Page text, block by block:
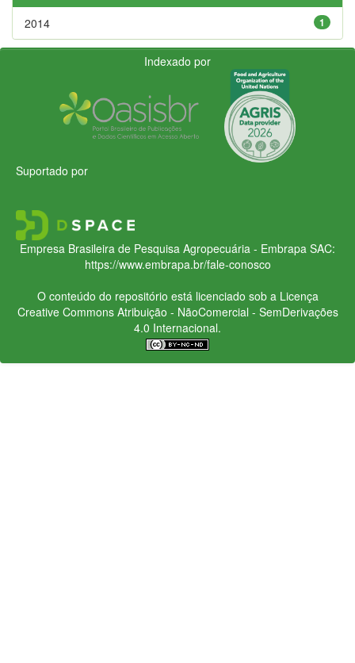
1
2014
Indexado por
Suportado por
Empresa Brasileira de Pesquisa Agropecuária - Embrapa SAC:
https://www.embrapa.br/fale-conosco
O conteúdo do repositório está licenciado sob a Licença
Creative CommonsAtribuição - NãoComercial - SemDerivações
4.0 Internacional.